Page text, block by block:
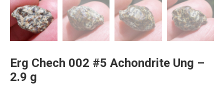
Erg Chech 002 #5 Achondrite Ung –
2.9 g